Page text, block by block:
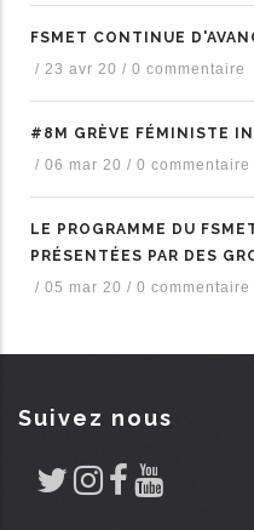
FSMET CONTINUE
/ 23 avr 20 / 0 commentaire
#8M GRÈVE FÉMINISTE
/ 06 mar 20 / 0 commentaire
LE PROGRAMME DU
PRÉSENTÉES PAR DES
/ 05 mar 20 / 0 commentaire
Suivez nous